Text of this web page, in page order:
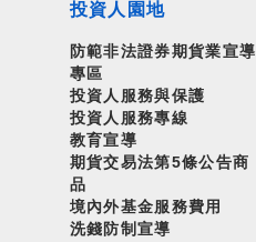
投資人園地
防範非法證券期貨業宣導
專區
投資人服務與保護
投資人服務專線
教育宣導
期貨交易法第5條公告商
品
境內外基金服務費用
洗錢防制宣導